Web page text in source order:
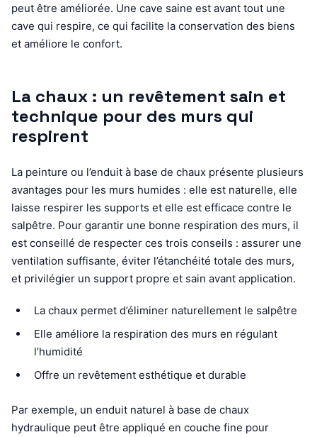
peut être améliorée. Une cave saine est avant tout une
cave qui respire, ce qui facilite la conservation des biens
et améliore le confort.
La chaux : un revêtement sain et
technique pour des murs qui
respirent
La peinture ou l’enduit à base de chaux présente plusieurs
avantages pour les murs humides : elle est naturelle, elle
laisse respirer les supports et elle est efficace contre le
salpêtre. Pour garantir une bonne respiration des murs, il
est conseillé de respecter ces trois conseils : assurer une
ventilation suffisante, éviter l’étanchéité totale des murs,
et privilégier un support propre et sain avant application.
La chaux permet d’éliminer naturellement le salpêtre
Elle améliore la respiration des murs en régulant
l’humidité
Offre un revêtement esthétique et durable
Par exemple, un enduit naturel à base de chaux
hydraulique peut être appliqué en couche fine pour